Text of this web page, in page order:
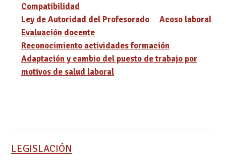
Compatibilidad
Ley de Autoridad del Profesorado
Acoso laboral
Evaluación docente
Reconocimiento actividades formación
Adaptación y cambio del puesto de trabajo por
motivos de salud laboral
LEGISLACIÓN